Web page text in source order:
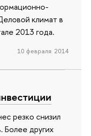
климат в
2013 года.
10 февраля 2014
резко снизил
Более других